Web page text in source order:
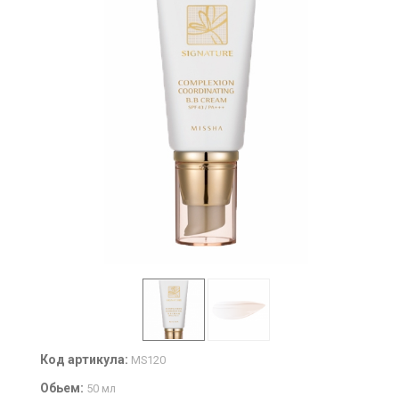
Код артикула: MS120
Обьем: 50 мл